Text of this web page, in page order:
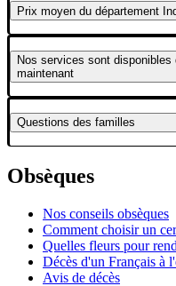
Prix moyen du département
Nos services sont disponibles
maintenant
Questions des familles
Obsèques
Nos conseils obsèques
Comment choisir un
Quelles fleurs pour
Décès d'un Français à
Avis de décès